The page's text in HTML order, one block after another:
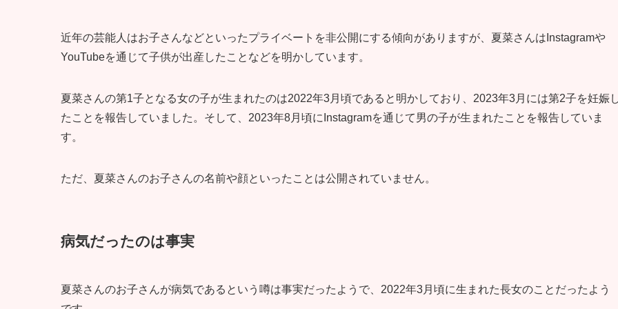
近年の芸能人はお子さんなどといったプライベートを非公開にする傾向がありますが、夏菜さんはInstagramや
YouTubeを通じて子供が出産したことなどを明かしています。
夏菜さんの第1子となる女の子が生まれたのは2022年3月頃であると明かしており、2023年3月には第2子を妊娠
たことを報告していました。そして、2023年8月頃にInstagramを通じて男の子が生まれたことを報告していま
す。
ただ、夏菜さんのお子さんの名前や顔といったことは公開されていません。
病気だったのは事実
夏菜さんのお子さんが病気であるという噂は事実だったようで、2022年3月頃に生まれた長女のことだったよう